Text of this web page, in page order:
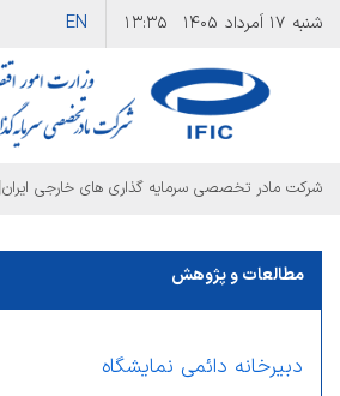
شنبه ۱۷ اَمرداد ۱۴۰۵ ۱۳:۳۵ EN
شرکت مادر تخصصی سرمایه گذاری های خارجی ایران
مطالعات و پژوهش
دبیرخانه دائمی نمایشگاه